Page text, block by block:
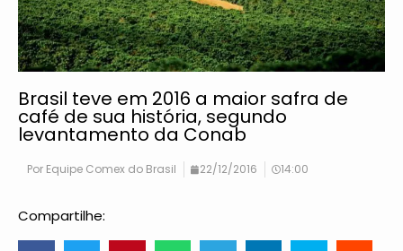
Brasil teve em 2016 a maior safra de
café de sua história, segundo
levantamento da Conab
Por Equipe Comex do Brasil 22/12/2016 14:00
Compartilhe: